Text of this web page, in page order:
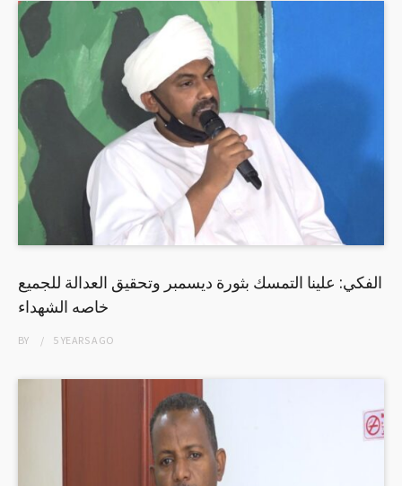
الفكي: علينا التمسك بثورة ديسمبر وتحقيق العدالة للجميع
خاصه الشهداء
BY 5 YEARSAGO